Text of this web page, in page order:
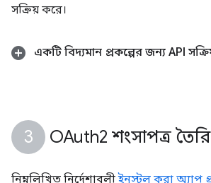
সক্রিয় করে।
একটি বিদ্যমান প্রকল্পের জন্য API
OAuth2 শংসাপত্র
নিম্নলিখিত নির্দেশাবলীইনস্টল করা অ্যাপ